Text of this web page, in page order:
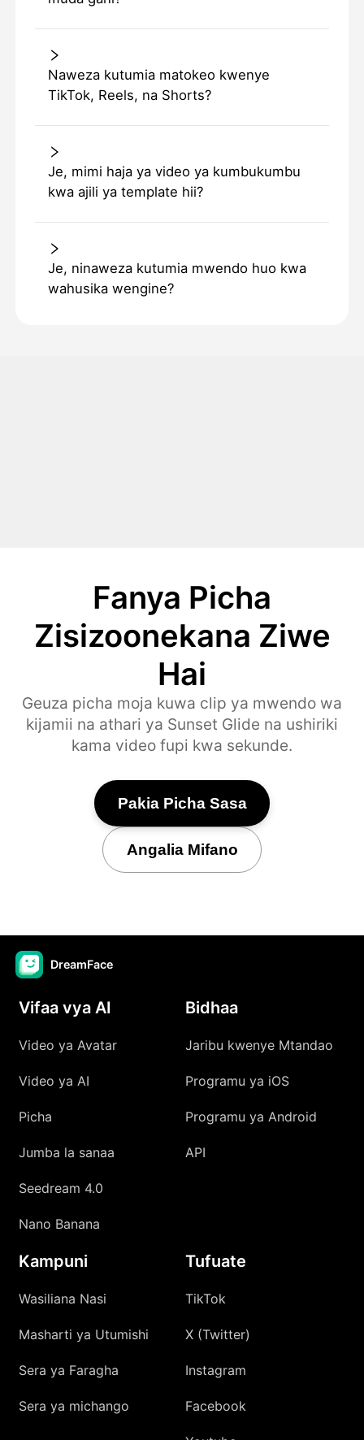
Naweza kutumia matokeo kwenye
TikTok, Reels, na Shorts?
Je, mimi haja ya video ya kumbukumbu
kwa ajili ya template hii?
Je, ninaweza kutumia mwendo huo kwa
wahusika wengine?
Fanya Picha
Zisizoonekana Ziwe
Hai
Geuza picha moja kuwa clip ya mwendo wa
kijamii na athari ya Sunset Glide na ushiriki
kama video fupi kwa sekunde.
Pakia Picha Sasa
Angalia Mifano
DreamFace
Vifaa vya AI
Video ya Avatar
Video ya AI
Picha
Jumba la sanaa
Seedream 4.0
Nano Banana
Bidhaa
Jaribu kwenye Mtandao
Programu ya iOS
Programu ya Android
API
Kampuni
Wasiliana Nasi
Masharti ya Utumishi
Sera ya Faragha
Sera ya michango
Tufuate
TikTok
X (Twitter)
Instagram
Facebook